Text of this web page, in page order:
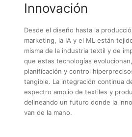
Innovación
Desde el diseño hasta la
marketing, la IA y el ML están
misma de la industria textil y de
que estas tecnologías
planificación y control
tangible. La integración continua
espectro amplio de textiles y
delineando un futuro donde la
van de la mano.